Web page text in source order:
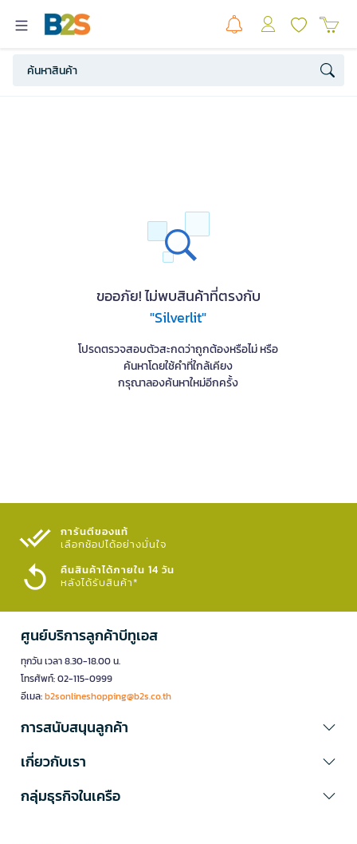
ขออภัย! ไม่พบสินค้าที่ตรงกับ
"Silverlit"
โปรดตรวจสอบตัวสะกดว่าถูกต้องหรือไม่ หรือ
ค้นหาโดยใช้คำที่ใกล้เคียง
กรุณาลองค้นหาใหม่อีกครั้ง
การันตีของแท้
เลือกช้อปได้อย่างมั่นใจ​
คืนสินค้าได้ภายใน 14 วัน
หลังได้รับสินค้า*
ศูนย์บริการลูกค้าบีทูเอส
ทุกวัน เวลา 8.30-18.00 น.
โทรศัพท์: 02-115-0999
อีเมล:b2sonlineshopping@b2s.co.th
การสนับสนุนลูกค้า
เกี่ยวกับเรา
กลุ่มธุรกิจในเครือ